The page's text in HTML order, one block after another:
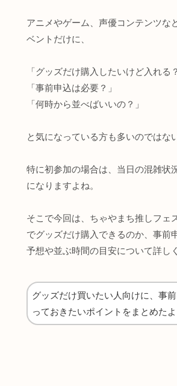
アニメやゲーム、声優コンテンツな
ベントだけに、
「グッズだけ購入したいけど入れる
「事前申込は必要？」
「何時から並べばいいの？」
と気になっている方も多いのではな
特に初参加の場合は、当日の混雑状
になりますよね。
そこで今回は、ちゃやまち推しフェ
でグッズだけ購入できるのか、事前
予想や並ぶ時間の目安について詳し
グッズだけ買いたい人向けに、事
っておきたいポイントをまとめたよ